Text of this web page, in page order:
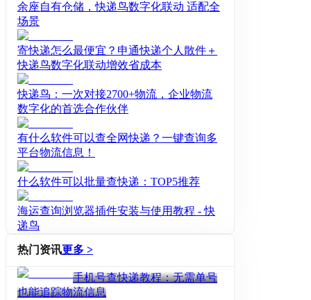
余座自有仓储，快递鸟数字化联动 适配全
场景
寄快递怎么最便宜？申通快递个人散件＋
快递鸟数字化联动增效省成本
快递鸟：一次对接2700+物流，企业物流
数字化的首选合作伙伴
有什么软件可以查全网快递？一键查询多
平台物流信息！
什么软件可以批量查快递：TOP5推荐
海运查询浏览器插件安装与使用教程 - 快
递鸟
热门资讯更多 >
手机号查快递教程：无需单号
也能追踪物流信息